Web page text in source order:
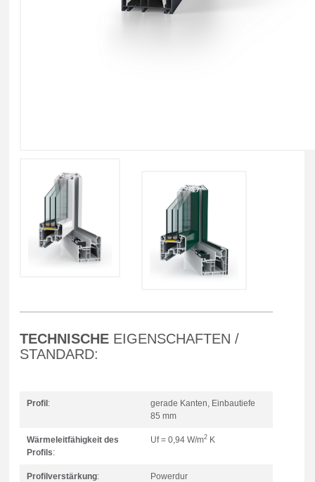
TECHNISCHE EIGENSCHAFTEN /
STANDARD:
Profil:
gerade Kanten, Einbautiefe
85 mm
Wärmeleitfähigkeit des
Profils:
Uf = 0,94 W/m2 K
Profilverstärkung: Powerdur